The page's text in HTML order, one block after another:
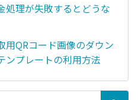
処理が失敗するとどうな
用QRコード画像のダウン
ンプレートの利用方法